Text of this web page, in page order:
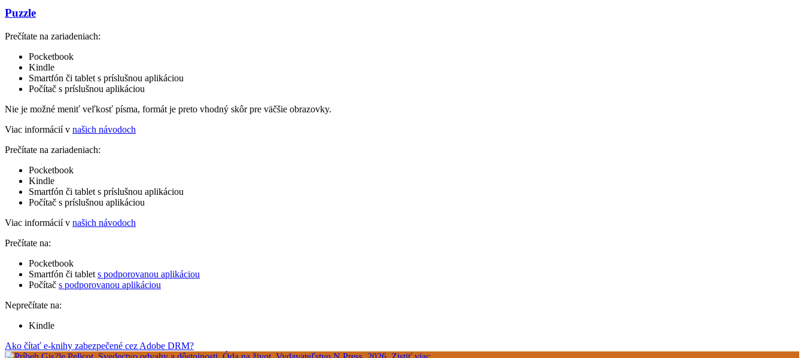
Puzzle
Prečítate na zariadeniach:
Pocketbook
Kindle
Smartfón či tablet s príslušnou aplikáciou
Počítač s príslušnou aplikáciou
Nie je možné meniť veľkosť písma, formát je preto vhodný skôr pre väčšie obrazovky.
Viac informácií v našich návodoch
Prečítate na zariadeniach:
Pocketbook
Kindle
Smartfón či tablet s príslušnou aplikáciou
Počítač s príslušnou aplikáciou
Viac informácií v našich návodoch
Prečítate na:
Pocketbook
Smartfón či tablet s podporovanou aplikáciou
Počítač s podporovanou aplikáciou
Neprečítate na:
Kindle
Ako čítať e-knihy zabezpečené cez Adobe DRM?